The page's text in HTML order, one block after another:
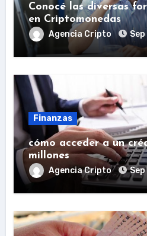
Conocé las diversas
en Criptomonedas
Agencia Cripto
Finanzas
cómo acceder a un
millones
Agencia Cripto